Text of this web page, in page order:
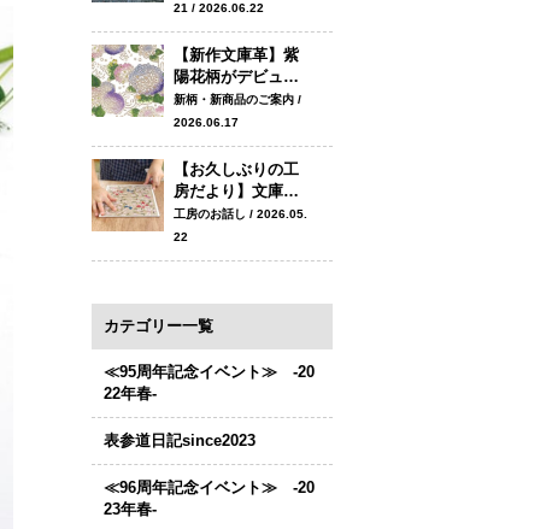
21 / 2026.06.22
【新作文庫革】紫
陽花柄がデビュ…
新柄・新商品のご案内 /
2026.06.17
【お久しぶりの工
房だより】文庫…
工房のお話し / 2026.05.
22
カテゴリー一覧
≪95周年記念イベント≫ -20
22年春-
表参道日記since2023
≪96周年記念イベント≫ -20
23年春-